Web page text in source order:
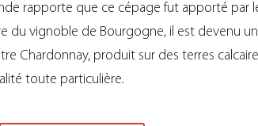
rapporte que ce cépage fut apporté par
du vignoble de Bourgogne, il est devenu
Chardonnay, produit sur des terres
toute particulière.